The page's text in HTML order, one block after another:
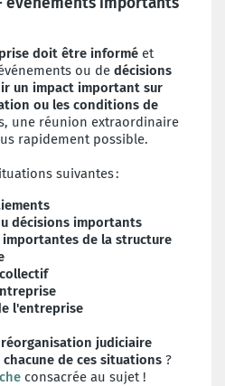
doit être informé et
ou de décisions
un impact important sur
ou les conditions de
une réunion extraordinaire
rapidement possible.
suivantes :
décisions importants
de la structure
l'entreprise
judiciaire
de ces situations ?
consacrée au sujet !